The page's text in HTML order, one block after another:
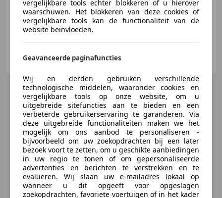
03/2006 106.752 km Benzine 413 kW (562 PK)
NL-6545 AG NIJMEGEN
vergelijkbare tools echter blokkeren of u hierover
waarschuwen. Het blokkeren van deze cookies of
vergelijkbare tools kan de functionaliteit van de
website beïnvloeden.
Geavanceerde paginafuncties
Wij en derden gebruiken verschillende
technologische middelen, waaronder cookies en
vergelijkbare tools op onze website, om u
uitgebreide sitefuncties aan te bieden en een
verbeterde gebruikerservaring te garanderen. Via
deze uitgebreide functionaliteiten maken we het
mogelijk om ons aanbod te personaliseren -
bijvoorbeeld om uw zoekopdrachten bij een later
bezoek voort te zetten, om u geschikte aanbiedingen
in uw regio te tonen of om gepersonaliseerde
advertenties en berichten te verstrekken en te
evalueren. Wij slaan uw e-mailadres lokaal op
wanneer u dit opgeeft voor opgeslagen
zoekopdrachten, favoriete voertuigen of in het kader